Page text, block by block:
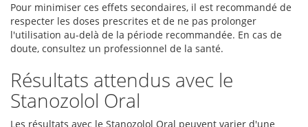
Pour minimiser ces effets secondaires, il est recommandé de
respecter les doses prescrites et de ne pas prolonger
l'utilisation au-delà de la période recommandée. En cas de
doute, consultez un professionnel de la santé.
Résultats attendus avec le
Stanozolol Oral
Les résultats avec le Stanozolol Oral peuvent varier d'une